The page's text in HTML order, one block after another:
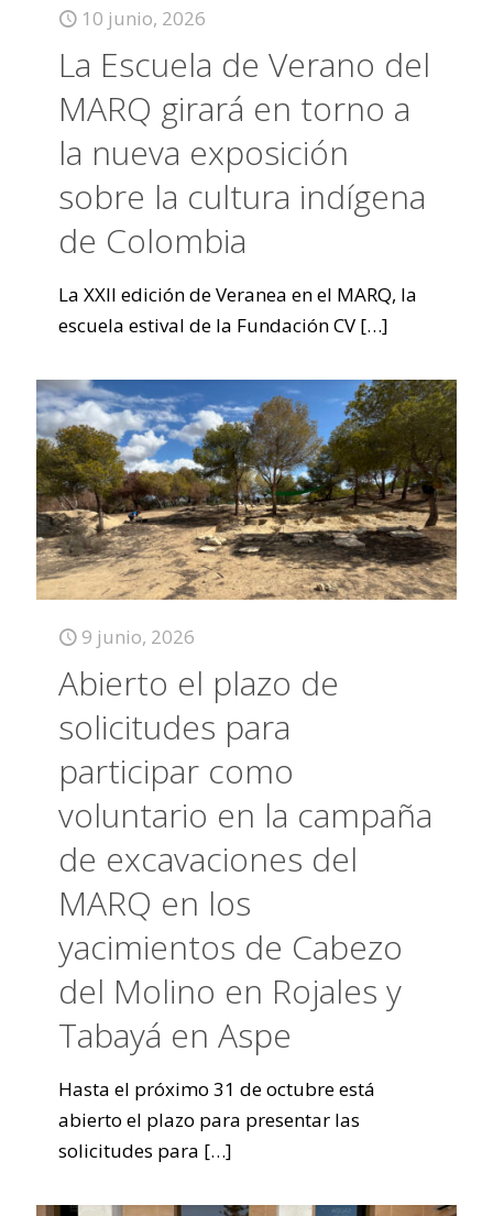
10 junio, 2026
La Escuela de Verano del
MARQ girará en torno a
la nueva exposición
sobre la cultura indígena
de Colombia
La XXII edición de Veranea en el MARQ, la
escuela estival de la Fundación CV […]
9 junio, 2026
Abierto el plazo de
solicitudes para
participar como
voluntario en la campaña
de excavaciones del
MARQ en los
yacimientos de Cabezo
del Molino en Rojales y
Tabayá en Aspe
Hasta el próximo 31 de octubre está
abierto el plazo para presentar las
solicitudes para […]